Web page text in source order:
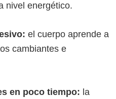
nivel energético.
el cuerpo aprende a
cambiantes e
en poco tiempo: la